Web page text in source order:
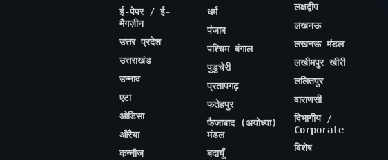
ई-पेपर / ई-
मैगज़ीन
उत्तर प्रदेश
उत्तराखंड
उन्नाव
एटा
ओडिसा
औरैया
कन्नौज
धर्म
पंजाब
पश्चिम बंगाल
पुडुचेरी
प्रतापगढ़
फतेहपुर
फैजाबाद (अयोध्या)
मंडल
बदायूँ
लक्षद्वीप
लखनऊ
लखनऊ मंडल
लखीमपुर खीरी
ललितपुर
वाराणसी
विभागीय /
Corporate
विशेष